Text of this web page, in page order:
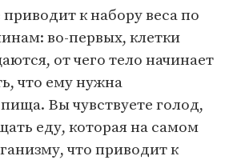
к набору веса по
во-первых, клетки
от чего тело начинает
что ему нужна
Вы чувствуете голод,
еду, которая на самом
что приводит к